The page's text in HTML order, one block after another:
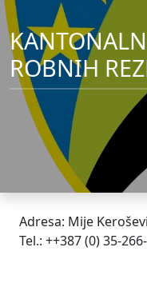
ROBNIH
Adresa: Mije
Tel.: ++387 (0) 35-